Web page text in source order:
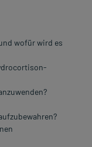
wofür wird es